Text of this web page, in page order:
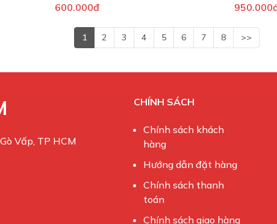
600.000đ
1 2 3 4 5 6 7 8 >>
Vấp, TP HCM
CHÍNH SÁCH
Chính sách khách
hàng
Hướng dẫn đặt hàng
Chính sách thanh
toán
Chính sách giao hàng